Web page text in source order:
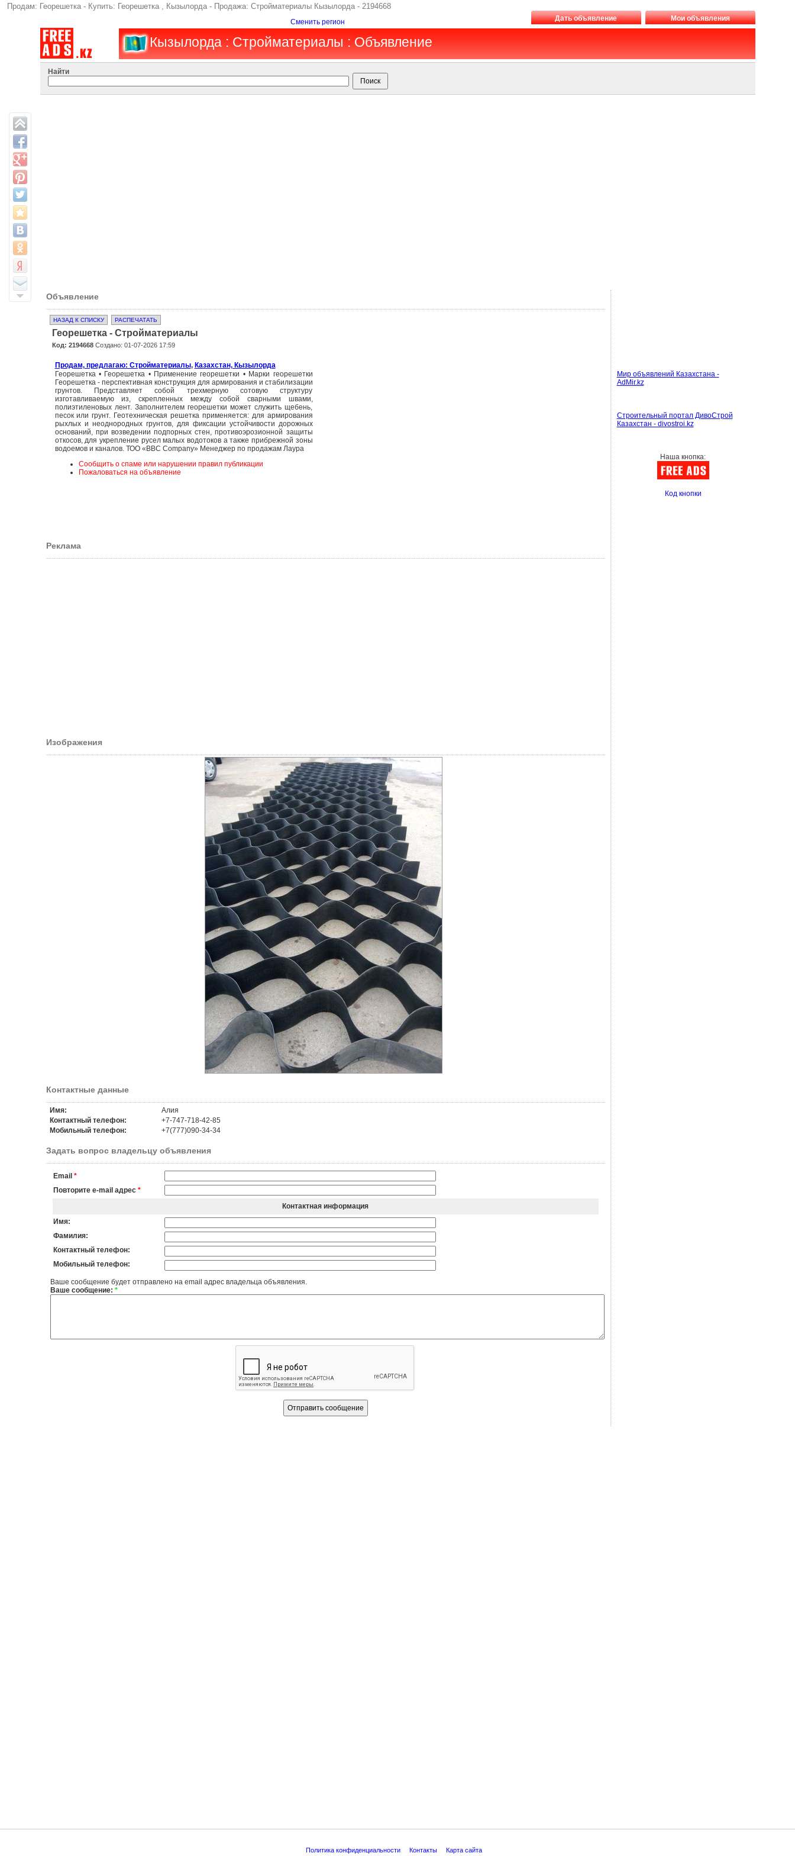
Продам: Георешетка - Купить: Георешетка , Кызылорда - Продажа: Стройматериалы Кызылорда - 2194668
Сменить регион Дать объявление Мои объявления
Кызылорда : Стройматериалы : Объявление
Найти
Объявление
НАЗАД К СПИСКУ РАСПЕЧАТАТЬ
Георешетка - Стройматериалы
Код: 2194668Создано: 01-07-2026 17:59
Продам, предлагаю: Стройматериалы, Казахстан, Кызылорда
Георешетка • Георешетка • Применение георешетки • Марки георешетки
Георешетка - перспективная конструкция для армирования и стабилизации
грунтов. Представляет собой трехмерную сотовую структуру
изготавливаемую из, скрепленных между собой сварными швами,
полиэтиленовых лент. Заполнителем георешетки может служить щебень,
песок или грунт. Геотехническая решетка применяется: для армирования
рыхлых и неоднородных грунтов, для фиксации устойчивости дорожных
оснований, при возведении подпорных стен, противоэрозионной защиты
откосов, для укрепление русел малых водотоков а также прибрежной зоны
водоемов и каналов. ТОО «BBC Company» Менеджер по продажам Лаура
Сообщить о спаме или нарушении правил публикации
Пожаловаться на объявление
Реклама
Изображения
Контактные данные
Имя:
Алия
Контактный телефон:
+7-747-718-42-85
Мобильный телефон:
+7(777)090-34-34
Задать вопрос владельцу объявления
Email *
Повторите e-mail адрес *
Контактная информация
Имя:
Фамилия:
Контактный телефон:
Мобильный телефон:
Ваше сообщение будет отправлено на email адрес владельца объявления.
Ваше сообщение: *
Мир объявлений Казахстана -
AdMir.kz
Строительный портал ДивоСтрой
Казахстан - divostroi.kz
Наша кнопка:
Код кнопки
Политика конфиденциальности Контакты Карта сайта